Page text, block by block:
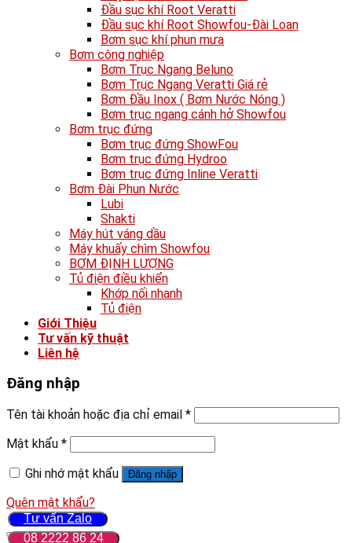
Tư vấn Zalo
08 2222 86 24
Đầu sục khí Root Veratti
Đầu sục khí Root Showfou-Đài Loan
Bơm sục khí phun mưa
Bơm công nghiệp
Bơm Trục Ngang Beluno
Bơm Trục Ngang Veratti Giá rẻ
Bơm Đầu Inox ( Bơm Nước Nóng )
Bơm trục ngang cánh hở Showfou
Bơm trục đứng
Bơm trục đứng ShowFou
Bơm trục đứng Hydroo
Bơm trục đứng Inline Veratti
Bơm Đài Phun Nước
Lubi
Shakti
Máy hút váng dầu
Máy khuấy chìm Showfou
BƠM ĐỊNH LƯỢNG
Tủ điện điều khiển
Khớp nối nhanh
Tủ điện
Giới Thiệu
Tư vấn kỹ thuật
Liên hệ
Đăng nhập
Tên tài khoản hoặc địa chỉ email *
Mật khẩu *
Ghi nhớ mật khẩu
Đăng nhập
Quên mật khẩu?